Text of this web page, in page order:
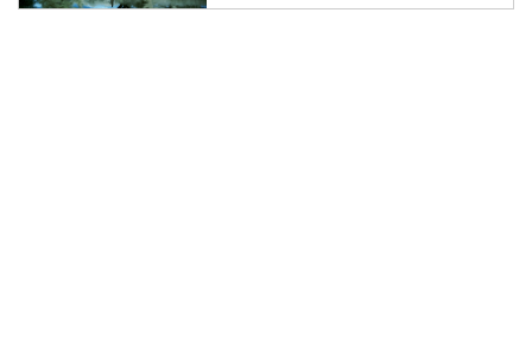
CARAMEL.DRAGON